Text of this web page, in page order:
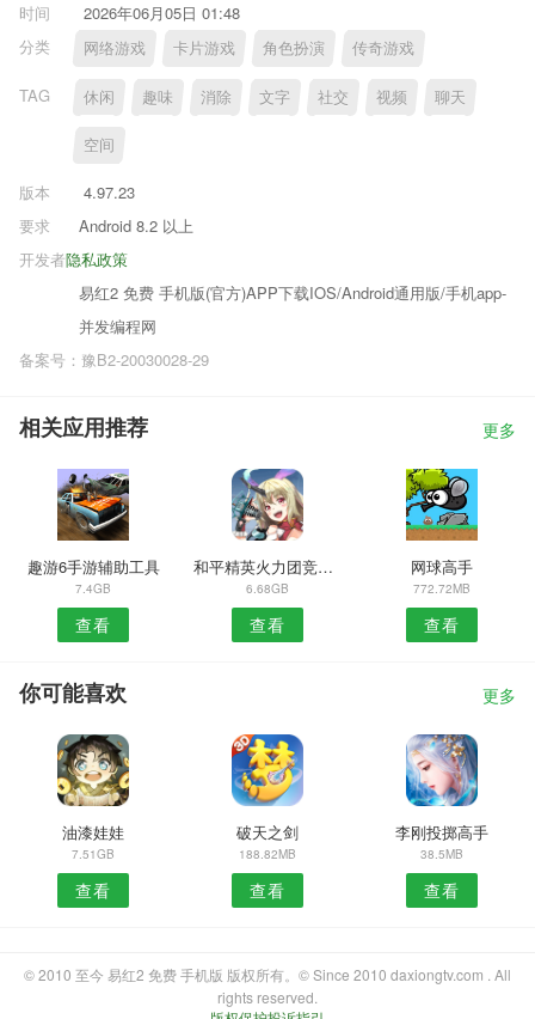
时间
2026年06月05日 01:48
分类
网络游戏 卡片游戏 角色扮演 传奇游戏
TAG 休闲 趣味 消除 文字 社交 视频 聊天
空间
版本
4.97.23
要求
Android 8.2 以上
隐私政策
开发者
易红2 免费 手机版(官方)APP下载IOS/Android通用版/手机app-
并发编程网
备案号：豫B2-20030028-29
相关应用推荐 更多
趣游6手游辅助工具
7.4GB
查看
和平精英火力团竞正式服
6.68GB
查看
网球高手
772.72MB
查看
你可能喜欢 更多
油漆娃娃
7.51GB
查看
破天之剑
188.82MB
查看
李刚投掷高手
38.5MB
查看
© 2010 至今 易红2 免费 手机版 版权所有。© Since 2010 daxiongtv.com . All
rights reserved.